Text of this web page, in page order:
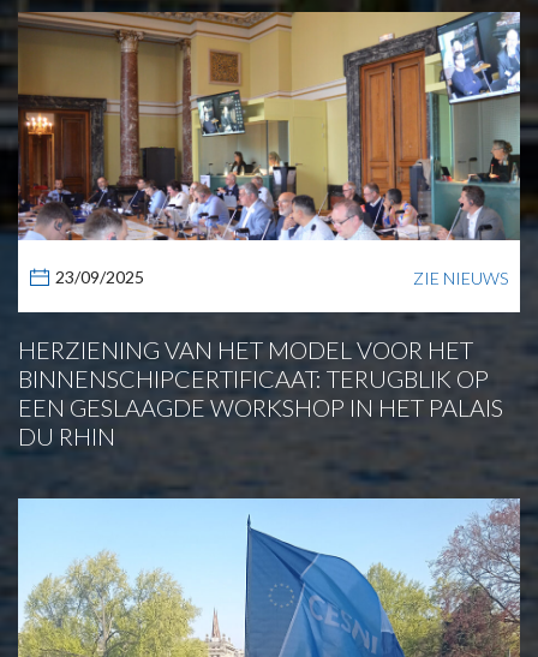
23/09/2025 ZIE NIEUWS
HERZIENING VAN HET MODEL VOOR HET
BINNENSCHIPCERTIFICAAT: TERUGBLIK OP
EEN GESLAAGDE WORKSHOP IN HET PALAIS
DU RHIN